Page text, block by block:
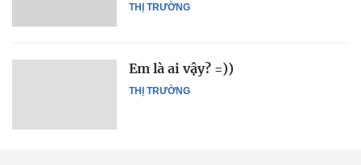
THỊ TRƯỜNG
THỊ TRƯỜNG
Em là ai vậy? =))